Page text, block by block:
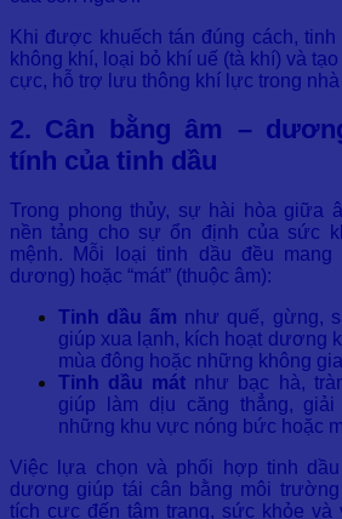
Khi được khuếch tán đúng cách,
không khí, loại bỏ khí uế (tà khí) và
cực, hỗ trợ lưu thông khí lực trong
2. Cân bằng âm –
tính của tinh dầu
Trong phong thủy, sự hài hòa giữa
nền tảng cho sự ổn định của sức
mệnh. Mỗi loại tinh dầu đều mang
dương) hoặc “mát” (thuộc âm):
Tinh dầu ấm như quế, gừng,
giúp xua lạnh, kích hoạt dương
mùa đông hoặc những không
Tinh dầu mát như bạc hà,
giúp làm dịu căng thẳng,
những khu vực nóng bức hoặc
Việc lựa chọn và phối hợp tinh
dương giúp tái cân bằng môi
tích cực đến tâm trạng, sức khỏe